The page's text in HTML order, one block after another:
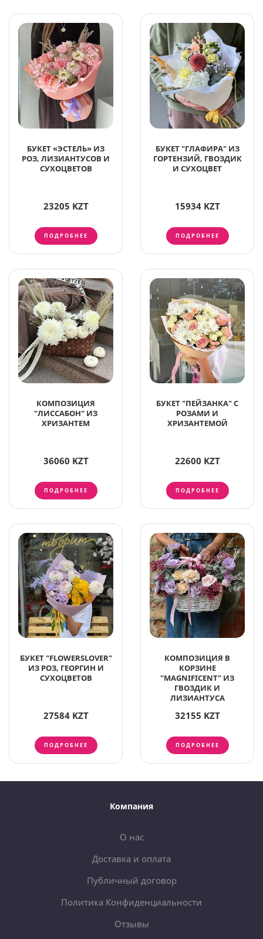
БУКЕТ «ЭСТЕЛЬ» ИЗ
РОЗ, ЛИЗИАНТУСОВ И
СУХОЦВЕТОВ
23205 KZT
ПОДРОБНЕЕ
БУКЕТ "ГЛАФИРА" ИЗ
ГОРТЕНЗИЙ, ГВОЗДИК
И СУХОЦВЕТ
15934 KZT
ПОДРОБНЕЕ
КОМПОЗИЦИЯ
"ЛИССАБОН" ИЗ
ХРИЗАНТЕМ
36060 KZT
ПОДРОБНЕЕ
БУКЕТ "ПЕЙЗАНКА" С
РОЗАМИ И
ХРИЗАНТЕМОЙ
22600 KZT
ПОДРОБНЕЕ
БУКЕТ "FLOWERSLOVER"
ИЗ РОЗ, ГЕОРГИН И
СУХОЦВЕТОВ
27584 KZT
ПОДРОБНЕЕ
КОМПОЗИЦИЯ В
КОРЗИНЕ
"MAGNIFICENT" ИЗ
ГВОЗДИК И
ЛИЗИАНТУСА
32155 KZT
ПОДРОБНЕЕ
Компания
О нас
Доставка и оплата
Публичный договор
Политика Конфиденциальности
Отзывы